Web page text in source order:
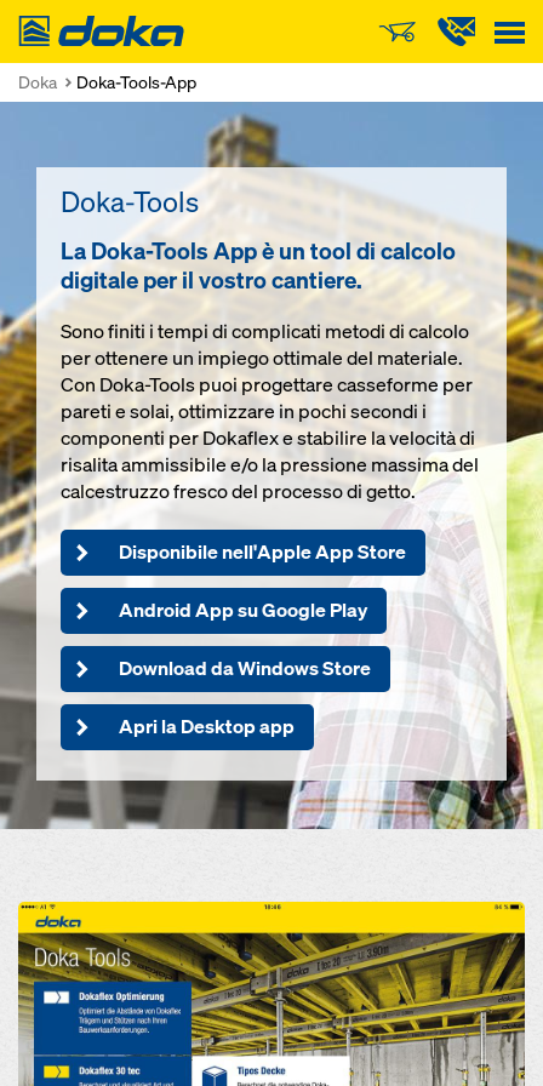
Doka
Doka Doka-Tools-App
Doka-Tools
La Doka-Tools App è un tool di calcolo
digitale per il vostro cantiere.
Sono finiti i tempi di complicati metodi di calcolo
per ottenere un impiego ottimale del materiale.
Con Doka-Tools puoi progettare casseforme per
pareti e solai, ottimizzare in pochi secondi i
componenti per Dokaflex e stabilire la velocità di
risalita ammissibile e/o la pressione massima del
calcestruzzo fresco del processo di getto.
Disponibile nell'Apple App Store
Android App su Google Play
Download da Windows Store
Apri la Desktop app
Open